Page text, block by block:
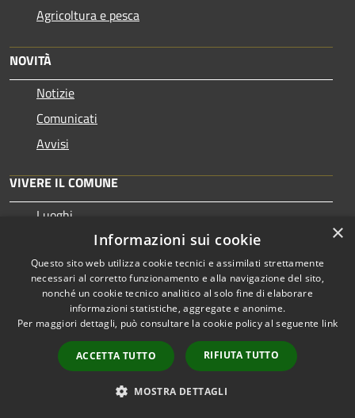
Agricoltura e pesca
NOVITÀ
Notizie
Comunicati
Avvisi
VIVERE IL COMUNE
Luoghi
CONTATTI
Comune di Cattolica
Piazza Roosevelt 5 - 47841 - Cattolica
Partita IVA: 00343840401
Codice Ufficio Fatturazione: UF5EHE
Codice ISTAT: 099002
×
Informazioni sui cookie
Questo sito web utilizza cookie tecnici e assimilati strettamente
necessari al corretto funzionamento e alla navigazione del sito,
nonché un cookie tecnico analitico al solo fine di elaborare
informazioni statistiche, aggregate e anonime.
Per maggiori dettagli, può consultare la cookie policy al seguente link
ACCETTA TUTTO RIFIUTA TUTTO
MOSTRA DETTAGLI